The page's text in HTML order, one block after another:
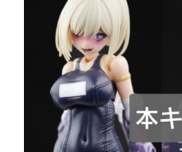
・可動用ジョイ
で、刈り取らな
・無理に力を与
あります。